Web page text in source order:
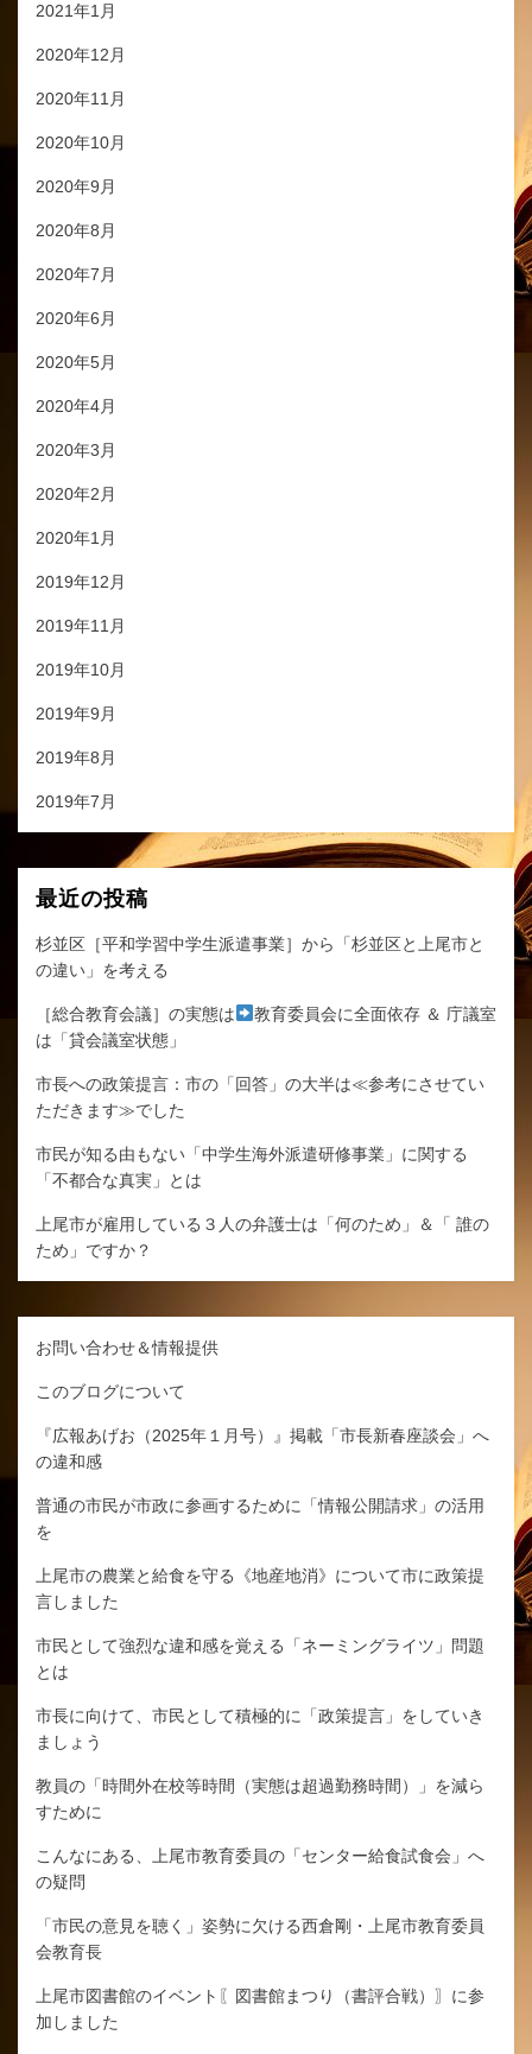
2021年1月
2020年12月
2020年11月
2020年10月
2020年9月
2020年8月
2020年7月
2020年6月
2020年5月
2020年4月
2020年3月
2020年2月
2020年1月
2019年12月
2019年11月
2019年10月
2019年9月
2019年8月
2019年7月
最近の投稿
杉並区［平和学習中学生派遣事業］から「杉並区と上尾市と
の違い」を考える
［総合教育会議］の実態は
教育委員会に全面依存 ＆ 庁議室
は「貸会議室状態」
市長への政策提言：市の「回答」の大半は≪参考にさせてい
ただきます≫でした
市民が知る由もない「中学生海外派遣研修事業」に関する
「不都合な真実」とは
上尾市が雇用している３人の弁護士は「何のため」＆「 誰の
ため」ですか？
お問い合わせ＆情報提供
このブログについて
『広報あげお（2025年１月号）』掲載「市長新春座談会」へ
の違和感
普通の市民が市政に参画するために「情報公開請求」の活用
を
上尾市の農業と給食を守る《地産地消》について市に政策提
言しました
市民として強烈な違和感を覚える「ネーミングライツ」問題
とは
市長に向けて、市民として積極的に「政策提言」をしていき
ましょう
教員の「時間外在校等時間（実態は超過勤務時間）」を減ら
すために
こんなにある、上尾市教育委員の「センター給食試食会」へ
の疑問
「市民の意見を聴く」姿勢に欠ける西倉剛・上尾市教育委員
会教育長
上尾市図書館のイベント〖図書館まつり（書評合戦）〗に参
加しました